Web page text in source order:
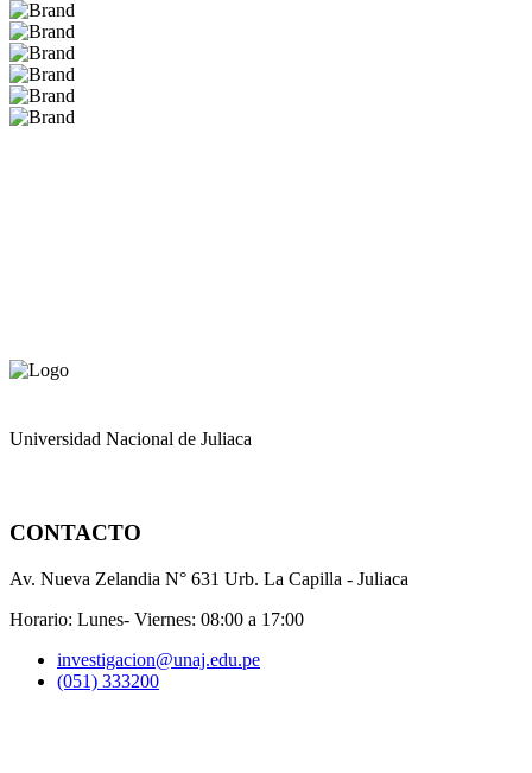
Universidad Nacional de Juliaca
CONTACTO
Av. Nueva Zelandia N° 631 Urb. La Capilla - Juliaca
Horario: Lunes- Viernes: 08:00 a 17:00
investigacion@unaj.edu.pe
(051) 333200